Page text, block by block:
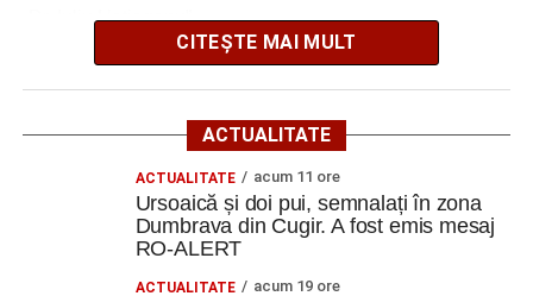
Facebook Messenger WhatsApp Twitter Email
„Dr. Iuliu Hațieganu”.
Pentru echipa pregătită de Lucian Itu, întâlnirea reprezintă
ocazia să evolueze împotriva unei formații din elita
fotbalului românesc, vicecampioana României și
participantă în competițiile continentale.
Amicalul de la Cluj constituie, totodată, o bună
CITEȘTE MAI MULT
ACTUALITATE
ACTUALITATE acum 11 ore
Ursoaică și doi pui, semnalați în zona
Dumbrava din Cugir. A fost emis mesaj
RO-ALERT
ACTUALITATE acum 19 ore